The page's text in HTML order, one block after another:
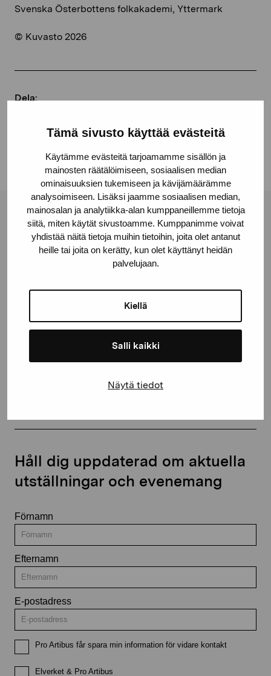
Tämä sivusto käyttää evästeitä
Käytämme evästeitä tarjoamamme sisällön ja
mainosten räätälöimiseen, sosiaalisen median
ominaisuuksien tukemiseen ja kävijämäärämme
analysoimiseen. Lisäksi jaamme sosiaalisen median,
mainosalan ja analytiikka-alan kumppaneillemme tietoja
siitä, miten käytät sivustoamme. Kumppanimme voivat
yhdistää näitä tietoja muihin tietoihin, joita olet antanut
heille tai joita on kerätty, kun olet käyttänyt heidän
palvelujaan.
Kiellä
Salli kaikki
Näytä tiedot
Svenska Österbottens folkakademi, Yttermark
© Kuvasto 2026
Dela:
Linkedin
Stiftelsen Pro Artibus
proartibus@proartibus.fi
Håll dig uppdaterad om aktuella
utställningar och evenemang
Förnamn
Efternamn
E-postadress
Pro Artibus får spara min information för vidare kontakt
Elverket & Pro Artibus